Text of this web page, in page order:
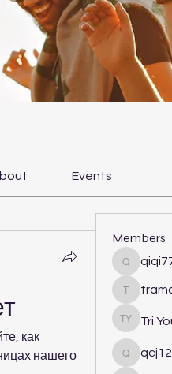
Events
как
нашего
Members
qiqi77246
Tri Young
Tri
qcj12811